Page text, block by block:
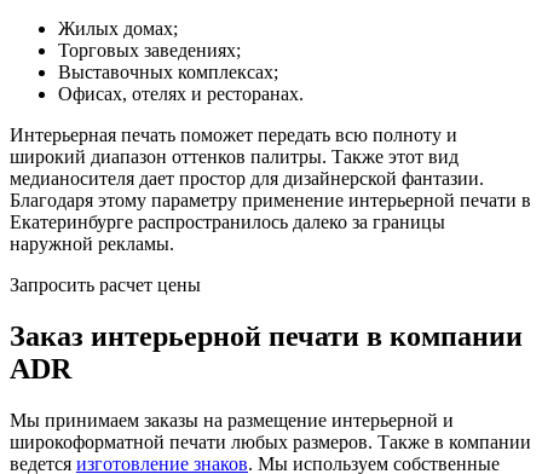
Жилых домах;
Торговых заведениях;
Выставочных комплексах;
Офисах, отелях и ресторанах.
Интерьерная печать поможет передать всю полноту и
широкий диапазон оттенков палитры. Также этот вид
медианосителя дает простор для дизайнерской фантазии.
Благодаря этому параметру применение интерьерной печати в
Екатеринбурге распространилось далеко за границы
наружной рекламы.
Запросить расчет цены
Заказ интерьерной печати в компании
ADR
Мы принимаем заказы на размещение интерьерной и
широкоформатной печати любых размеров. Также в компании
ведется изготовление знаков. Мы используем собственные